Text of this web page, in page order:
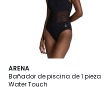
ARENA
Bañador de piscina de 1 pieza
Water Touch
5
/
5
2
Colores